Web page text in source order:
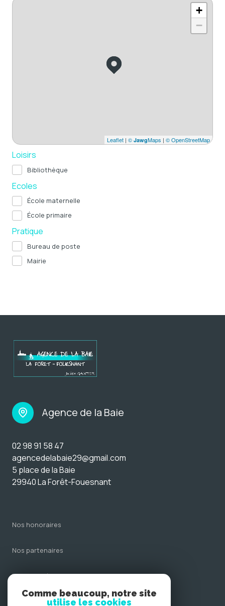
+
−
Leaflet | © JawgMaps | © OpenStreetMap
Loisirs
Bibliothèque
Ecoles
École maternelle
École primaire
Pratique
Bureau de poste
Mairie
Agence de la Baie
02 98 91 58 47
agencedelabaie29@gmail.com
5 place de la Baie
29940 La Forêt-Fouesnant
nos honoraires
nos partenaires
mentions légales
Comme beaucoup, notre site
utilise les cookies